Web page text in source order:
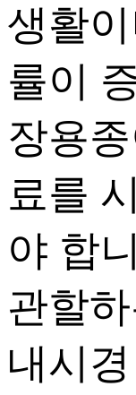
생활
률이
장용
료를
야 합
관할
내시